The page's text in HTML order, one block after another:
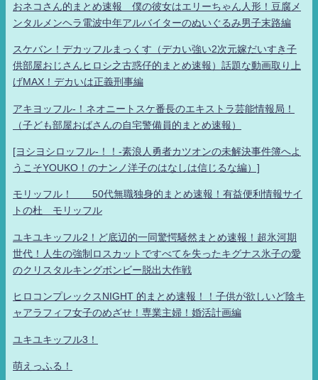
おネコさん的まとめ速報 僕の彼女はエリーちゃん人形！豆腐メ
ンタルメンヘラ電波中年アルバイターのぬいぐるみ男子末路編
スケバン！デカッフルまっくす（デカい強い2次元嫁だいすき子
供部屋おじさんヒロシ之古惑仔的まとめ速報）話題な動画取り上
げMAX！デカいは正義刑事編
アキヨッフル-！ネオニートスケ番長のエキストラ芸能情報局！
（子ども部屋おばさんの自宅警備員的まとめ速報）
[ヨシヨシロッフル-！！-素浪人勇者カツオンの未解決事件簿へよ
うこそYOUKO！のナンノ洋子のはなしは信じるな編）]
モリッフル！ 50代無職独身的まとめ速報！有益便利情報サイ
トの杜 モリッフル
ユキユキッフル2！ど底辺的一同驚愕騒然まとめ速報！超氷河期
世代！人生の強制ロスカットですべてを失ったキグナス氷子の愛
のクリスタルキングボンビー脱出大作戦
ヒロコンプレックスNIGHT 的まとめ速報！！子供が欲しいど陰キ
ャアラフィフ女子のめざせ！専業主婦！婚活計画編
ユキユキッフル3！
萌えっふる！